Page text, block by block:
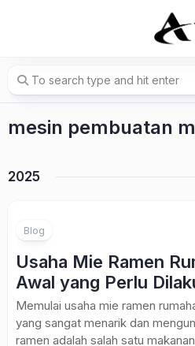
mesin pembuatan
2025
Blog
Usaha Mie Ramen
Awal yang Perlu
Memulai usaha mie ramen
yang sangat menarik dan
ramen adalah salah satu